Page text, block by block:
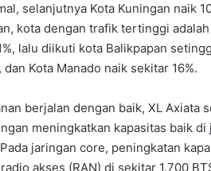
selanjutnya Kota Kuningan naik
kota dengan trafik tertinggi
lalu diikuti kota Balikpapan
Kota Manado naik sekitar 16%.
berjalan dengan baik, XL Axiata
meningkatkan kapasitas baik
jaringan core, peningkatan
akses (RAN) di sekitar 1.700